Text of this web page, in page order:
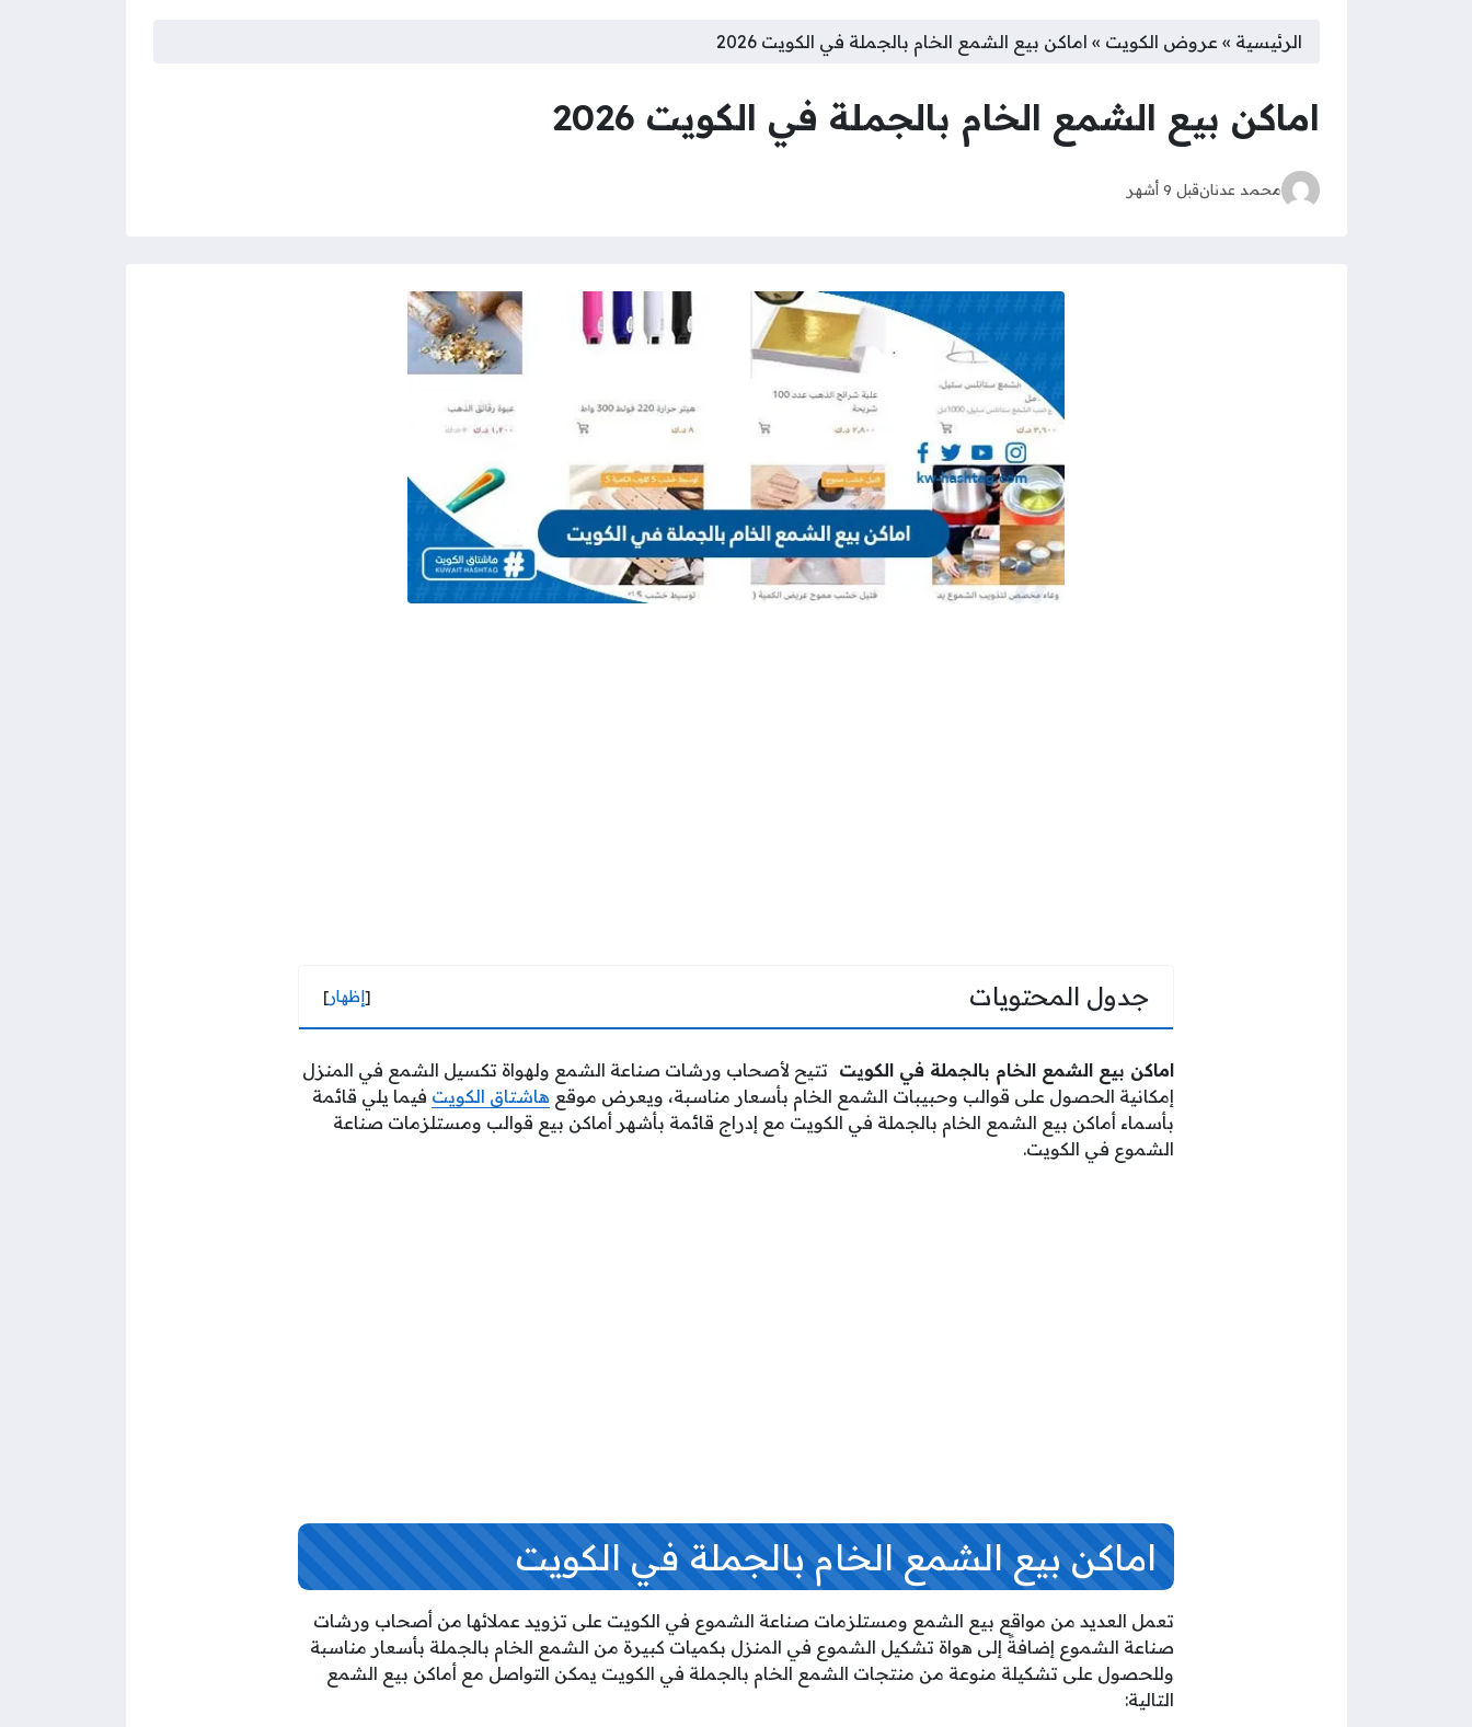
الرئيسية » عروض الكويت » اماكن بيع الشمع الخام بالجملة في الكويت 2026
اماكن بيع الشمع الخام بالجملة في الكويت 2026
محمد عدنانقبل 9 أشهر
جدول المحتويات [إظهار]
اماكن بيع الشمع الخام بالجملة في الكويت تتيح لأصحاب ورشات صناعة الشمع ولهواة تكسيل الشمع في المنزل
إمكانية الحصول على قوالب وحبيبات الشمع الخام بأسعار مناسبة، ويعرض موقع هاشتاق الكويت فيما يلي قائمة
بأسماء أماكن بيع الشمع الخام بالجملة في الكويت مع إدراج قائمة بأشهر أماكن بيع قوالب ومستلزمات صناعة
الشموع في الكويت.
اماكن بيع الشمع الخام بالجملة في الكويت
تعمل العديد من مواقع بيع الشمع ومستلزمات صناعة الشموع في الكويت على تزويد عملائها من أصحاب ورشات
صناعة الشموع إضافةً إلى هواة تشكيل الشموع في المنزل بكميات كبيرة من الشمع الخام بالجملة بأسعار مناسبة
وللحصول على تشكيلة منوعة من منتجات الشمع الخام بالجملة في الكويت يمكن التواصل مع أماكن بيع الشمع
التالية: